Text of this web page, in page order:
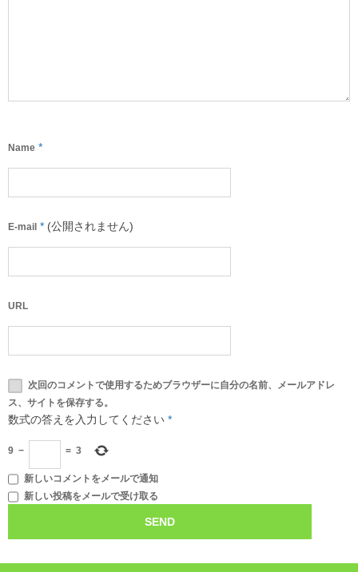
Name *
E-mail * (公開されません)
URL
次回のコメントで使用するためブラウザーに自分の名前、メールアドレ
ス、サイトを保存する。
数式の答えを入力してください *
9 − = 3
新しいコメントをメールで通知
新しい投稿をメールで受け取る